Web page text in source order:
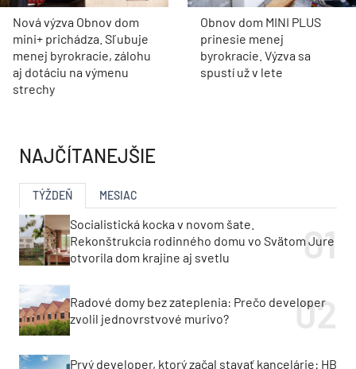
Nová výzva Obnov dom
mini+ prichádza. Sľubuje
menej byrokracie, zálohu
aj dotáciu na výmenu
strechy
Obnov dom MINI PLUS
prinesie menej
byrokracie. Výzva sa
spustí už v lete
NAJČÍTANEJŠIE
TÝŽDEŇ MESIAC
Socialistická kocka v novom šate.
Rekonštrukcia rodinného domu vo Svätom Jure
otvorila dom krajine aj svetlu
Radové domy bez zateplenia: Prečo developer
zvolil jednovrstvové murivo?
Prvý developer, ktorý začal stavať kancelárie: HB